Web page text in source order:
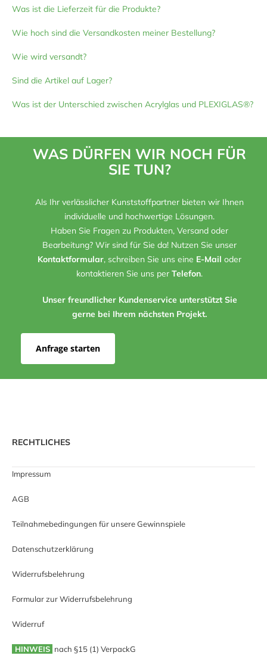
Was ist die Lieferzeit für die Produkte?
Wie hoch sind die Versandkosten meiner Bestellung?
Wie wird versandt?
Sind die Artikel auf Lager?
Was ist der Unterschied zwischen Acrylglas und PLEXIGLAS®?
WAS DÜRFEN WIR NOCH FÜR
SIE TUN?
Als Ihr verlässlicher Kunststoffpartner bieten wir Ihnen
individuelle und hochwertige Lösungen.
Haben Sie Fragen zu Produkten, Versand oder
Bearbeitung? Wir sind für Sie da! Nutzen Sie unser
Kontaktformular, schreiben Sie uns eine E-Mail oder
kontaktieren Sie uns per Telefon.
Unser freundlicher Kundenservice unterstützt Sie
gerne bei Ihrem nächsten Projekt.
Anfrage starten
RECHTLICHES
Impressum
AGB
Teilnahmebedingungen für unsere Gewinnspiele
Datenschutzerklärung
Widerrufsbelehrung
Formular zur Widerrufsbelehrung
Widerruf
HINWEIS nach §15 (1) VerpackG